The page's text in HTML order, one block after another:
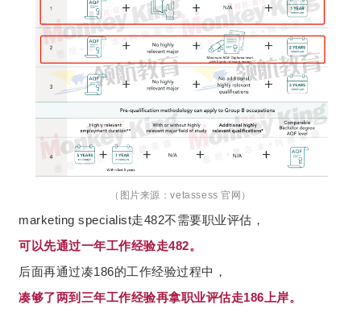
（图片来源：vetassess 官网）
marketing specialist走482不需要职业评估，
可以先通过一年工作经验走482。
后面再通过凑186的工作经验过程中，
凑够了两到三年工作经验再拿职业评估走186上岸。